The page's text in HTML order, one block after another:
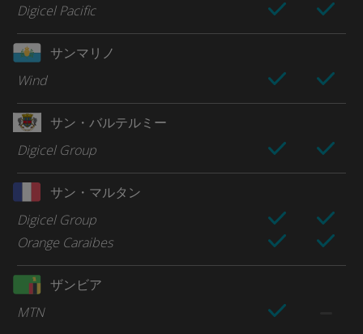
Digicel Pacific
サンマリノ
Wind
サン・バルテルミー
Digicel Group
サン・マルタン
Digicel Group
Orange Caraibes
ザンビア
MTN